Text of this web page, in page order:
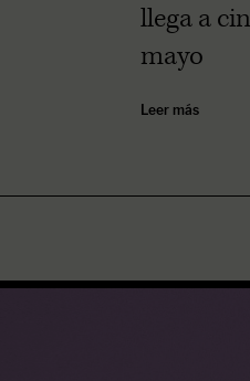
llega a
mayo
Leer más